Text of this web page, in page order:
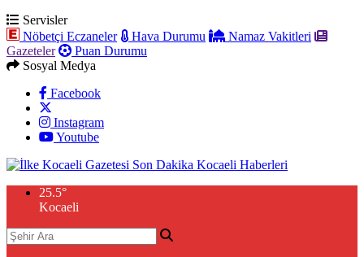
Servisler
Nöbetçi Eczaneler
Hava Durumu
Namaz Vakitleri
Gazeteler
Puan Durumu
Sosyal Medya
Facebook
Instagram
Youtube
25.5°
Kocaeli